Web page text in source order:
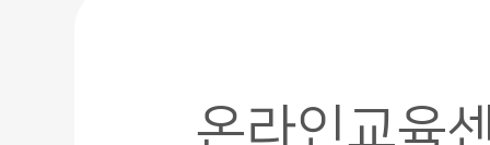
온라인교육